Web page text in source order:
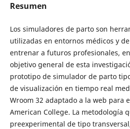
Resumen
Los simuladores de parto son
utilizadas en entornos médicos y
entrenar a futuros profesionales,
objetivo general de esta
prototipo de simulador de parto
de visualización en tiempo real
Wroom 32 adaptado a la web para
American College. La metodología
preexperimental de tipo